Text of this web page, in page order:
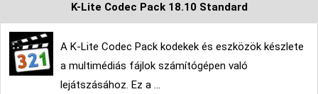
K-Lite Codec Pack 18.10 Standard
A K-Lite Codec Pack kodekek és eszközök készlete
a multimédiás fájlok számítógépen való
lejátszásához. Ez a ...